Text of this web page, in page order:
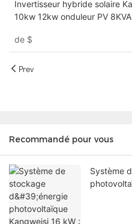
Invertisseur hybride solaire
10kw 12kw onduleur PV
de $
Prev
Recommandé pour vous
Système